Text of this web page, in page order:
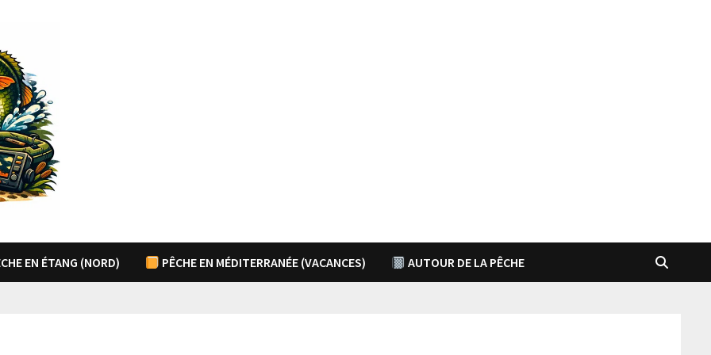
EN ÉTANG (NORD) PÊCHE EN MÉDITERRANÉE (VACANCES) AUTOUR DE LA PÊCHE